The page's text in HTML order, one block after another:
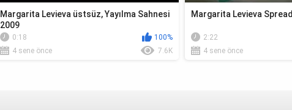
Margarita Levieva üstsüz, Yayılma Sahnesi
2009
0:18
100%
4 sene önce
7.6K
Margarita Levieva Spread
2:22
4 sene önce